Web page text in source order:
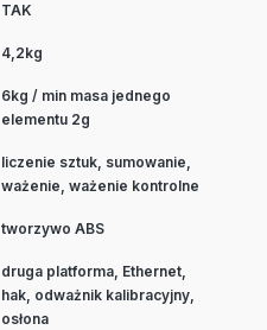
TAK
4,2kg
6kg / min masa jednego
elementu 2g
liczenie sztuk, sumowanie,
ważenie, ważenie kontrolne
tworzywo ABS
druga platforma, Ethernet,
hak, odważnik kalibracyjny,
osłona